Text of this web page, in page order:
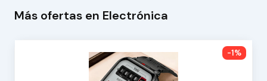
Más ofertas en Electrónica
-1%